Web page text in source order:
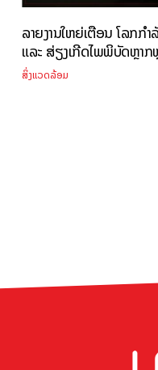
ລາຍງານໃຫຍ່ເຕືອນ ໂລກກໍ
ແລະ ສ່ຽງເກີດໄພພິບັດຫຼາ
ສິ່ງແວດລ້ອມ